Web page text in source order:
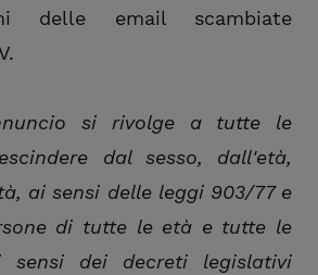
delle email scambiate
si rivolge a tutte le
dal sesso, dall'età,
ai sensi delle leggi 903/77 e
di tutte le età e tutte le
sensi dei decreti legislativi